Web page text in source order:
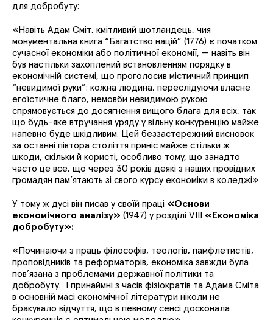
для добробуту:
«Навіть Адам Сміт, кмітливий шотландець, чия
монументальна книга “Багатство націй” (1776) є початком
сучасної економіки або політичної економії, — навіть він
був настільки захоплений встановленням порядку в
економічній системі, що проголосив містичний принцип
“невидимої руки”: кожна людина, переслідуючи власне
егоїстичне благо, немовби невидимою рукою
спрямовується до досягнення вищого блага для всіх, так
що будь-яке втручання уряду у вільну конкуренцію майже
напевно буде шкідливим. Цей беззастережний висновок
за останні півтора століття приніс майже стільки ж
шкоди, скільки й користі, особливо тому, що занадто
часто це все, що через 30 років деякі з наших провідних
громадян пам’ятають зі свого курсу економіки в коледжі»
У тому ж дусі він писав у своїй праці «Основи
економічного аналізу» (1947) у розділі VIII «Економіка
добробуту»:
«Починаючи з праць філософів, теологів, памфлетистів,
проповідників та реформаторів, економіка завжди була
пов’язана з проблемами державної політики та
добробуту. І принаймні з часів фізіократів та Адама Сміта
в основній масі економічної літератури ніколи не
бракувало відчуття, що в певному сенсі досконала